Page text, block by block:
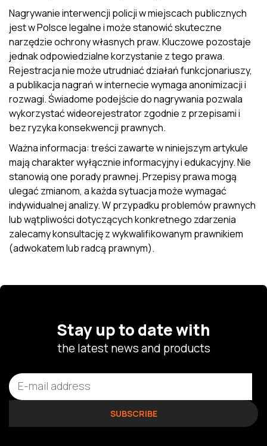
Nagrywanie interwencji policji w miejscach publicznych
jest w Polsce legalne i może stanowić skuteczne
narzędzie ochrony własnych praw. Kluczowe pozostaje
jednak odpowiedzialne korzystanie z tego prawa.
Rejestracja nie może utrudniać działań funkcjonariuszy,
a publikacja nagrań w internecie wymaga anonimizacji i
rozwagi. Świadome podejście do nagrywania pozwala
wykorzystać wideorejestrator zgodnie z przepisami i
bez ryzyka konsekwencji prawnych.
Ważna informacja: treści zawarte w niniejszym artykule
mają charakter wyłącznie informacyjny i edukacyjny. Nie
stanowią one porady prawnej. Przepisy prawa mogą
ulegać zmianom, a każda sytuacja może wymagać
indywidualnej analizy. W przypadku problemów prawnych
lub wątpliwości dotyczących konkretnego zdarzenia
zalecamy konsultację z wykwalifikowanym prawnikiem
(adwokatem lub radcą prawnym).
Stay up to date with
the latest news and products